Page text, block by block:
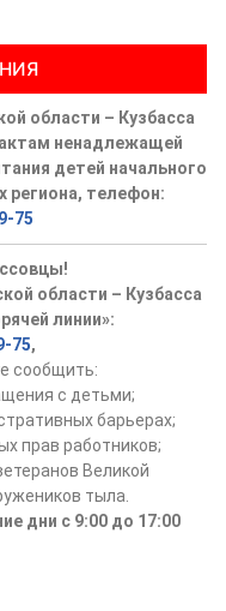
области – Кузбасса
ненадлежащей
детей начального
региона, телефон:
75
области – Кузбасса
линии»:
75,
сообщить:
с детьми;
барьерах;
прав работников;
Великой
тыла.
дни с 9:00 до 17:00